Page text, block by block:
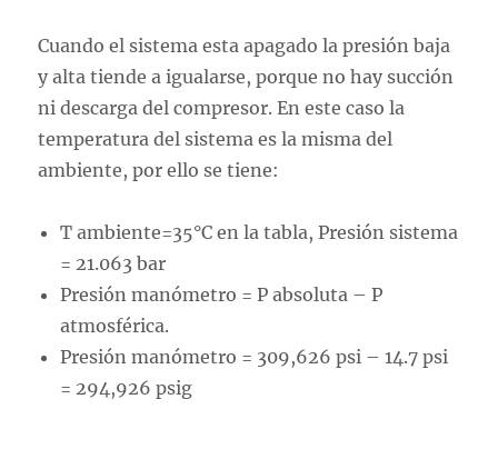
Cuando el sistema esta apagado la presión baja
y alta tiende a igualarse, porque no hay succión
ni descarga del compresor. En este caso la
temperatura del sistema es la misma del
ambiente, por ello se tiene:
T ambiente=35°C en la tabla, Presión sistema
= 21.063 bar
Presión manómetro = P absoluta – P
atmosférica.
Presión manómetro = 309,626 psi – 14.7 psi
= 294,926 psig